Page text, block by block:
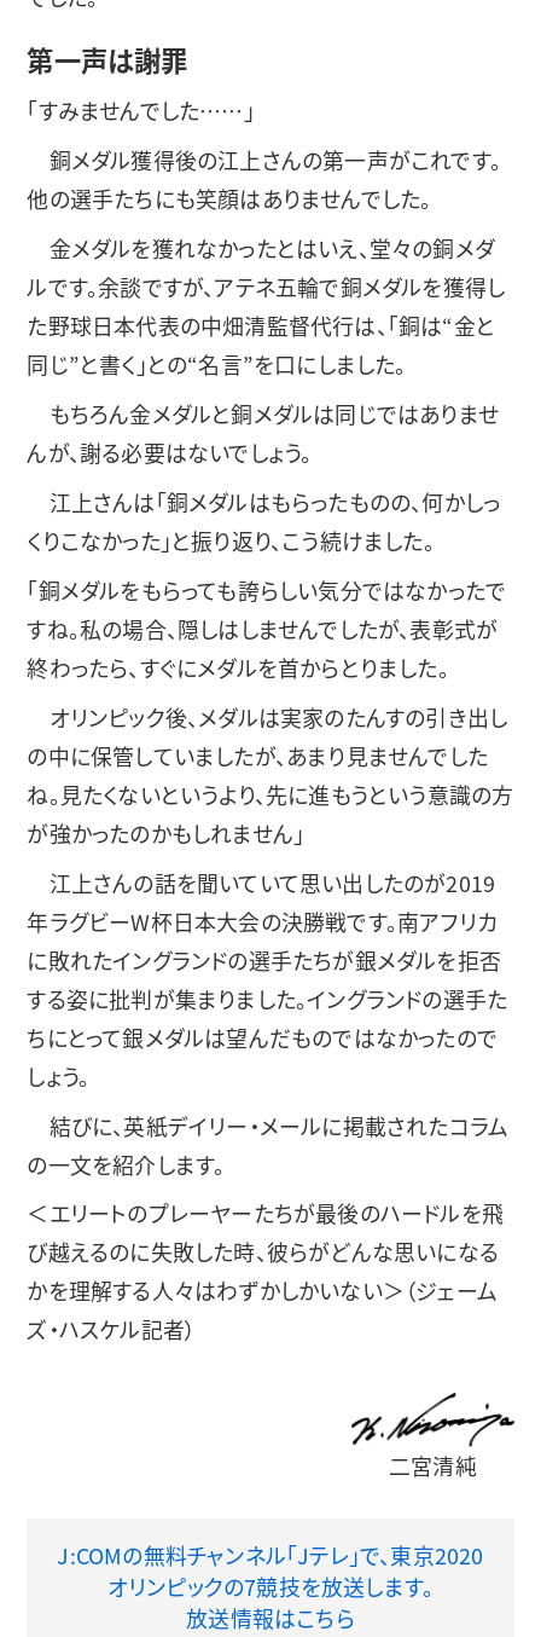
第一声は謝罪
「すみませんでした……」
銅メダル獲得後の江上さんの第一声がこれです。
他の選手たちにも笑顔はありませんでした。
金メダルを獲れなかったとはいえ、堂々の銅メダ
ルです。余談ですが、アテネ五輪で銅メダルを獲得し
た野球日本代表の中畑清監督代行は、「銅は“金と
同じ”と書く」との“名言”を口にしました。
もちろん金メダルと銅メダルは同じではありませ
んが、謝る必要はないでしょう。
江上さんは「銅メダルはもらったものの、何かしっ
くりこなかった」と振り返り、こう続けました。
「銅メダルをもらっても誇らしい気分ではなかったで
すね。私の場合、隠しはしませんでしたが、表彰式が
終わったら、すぐにメダルを首からとりました。
オリンピック後、メダルは実家のたんすの引き出し
の中に保管していましたが、あまり見ませんでした
ね。見たくないというより、先に進もうという意識の方
が強かったのかもしれません」
江上さんの話を聞いていて思い出したのが2019
年ラグビーW杯日本大会の決勝戦です。南アフリカ
に敗れたイングランドの選手たちが銀メダルを拒否
する姿に批判が集まりました。イングランドの選手た
ちにとって銀メダルは望んだものではなかったので
しょう。
結びに、英紙デイリー・メールに掲載されたコラム
の一文を紹介します。
＜エリートのプレーヤーたちが最後のハードルを飛
び越えるのに失敗した時、彼らがどんな思いになる
かを理解する人々はわずかしかいない＞（ジェーム
ズ・ハスケル記者）
二宮清純
J:COMの無料チャンネル「Jテレ」で、東京2020
オリンピックの7競技を放送します。
放送情報はこちら